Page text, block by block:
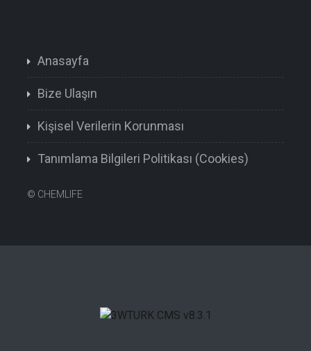
Anasayfa
Bize Ulaşın
Kişisel Verilerin Korunması
Tanımlama Bilgileri Politikası (Cookies)
© CHEMLIFE